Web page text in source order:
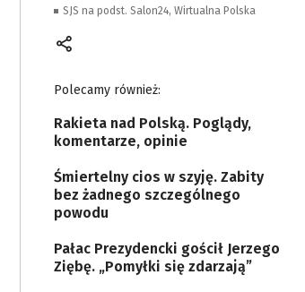
SJS na podst. Salon24, Wirtualna Polska
Polecamy również:
Rakieta nad Polską. Poglądy,
komentarze, opinie
Śmiertelny cios w szyję. Zabity
bez żadnego szczególnego
powodu
Pałac Prezydencki gościł Jerzego
Ziębę. „Pomyłki się zdarzają”